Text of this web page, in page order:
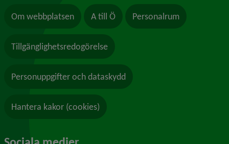
Om webbplatsen A till Ö Personalrum
Tillgänglighetsredogörelse
Personuppgifter och dataskydd
Hantera kakor (cookies)